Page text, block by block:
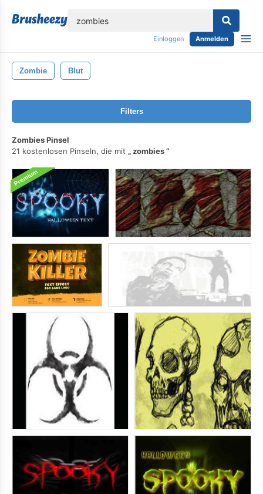
Einloggen Anmelden
Zombie Blut
Filters
Zombies Pinsel
21 kostenlosen Pinseln, die mit
zombies